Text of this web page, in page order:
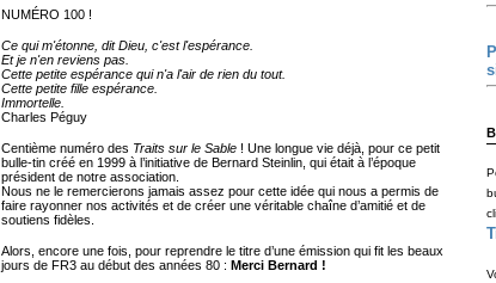
NUMÉRO 100 !
Ce qui m'étonne, dit Dieu, c'est l'espérance.
Et je n'en reviens pas.
Cette petite espérance qui n'a l'air de rien du tout.
Cette petite fille espérance.
Immortelle.
Charles Péguy
Centième numéro des Traits sur le Sable! Une longue vie déjà, pour ce petit
bulle-tin créé en 1999 à l’initiative de Bernard Steinlin, qui était à l’époque
président de notre association.
Nous ne le remercierons jamais assez pour cette idée qui nous a permis de
faire rayonner nos activités et de créer une véritable chaîne d’amitié et de
soutiens fidèles.
Alors, encore une fois, pour reprendre le titre d’une émission qui fit les beaux
jours de FR3 au début des années 80 : Merci Bernard !